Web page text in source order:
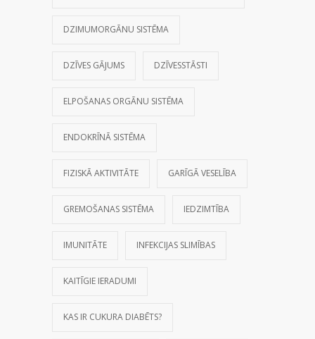
DZIMUMORGĀNU SISTĒMA
DZĪVES GĀJUMS DZĪVESSTĀSTI
ELPOŠANAS ORGĀNU SISTĒMA
ENDOKRĪNĀ SISTĒMA
FIZISKĀ AKTIVITĀTE GARĪGĀ VESELĪBA
GREMOŠANAS SISTĒMA IEDZIMTĪBA
IMUNITĀTE INFEKCIJAS SLIMĪBAS
KAITĪGIE IERADUMI
KAS IR CUKURA DIABĒTS?